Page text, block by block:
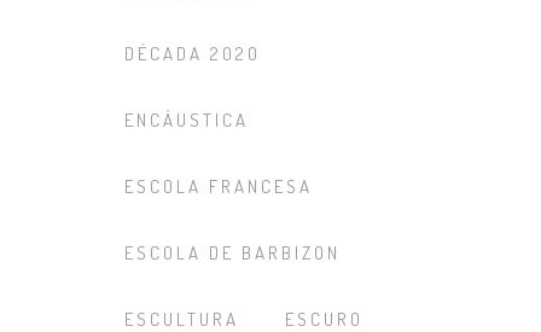
DÉCADA 2020
ENCÁUSTICA
ESCOLA FRANCESA
ESCOLA DE BARBIZON
ESCULTURA ESCURO